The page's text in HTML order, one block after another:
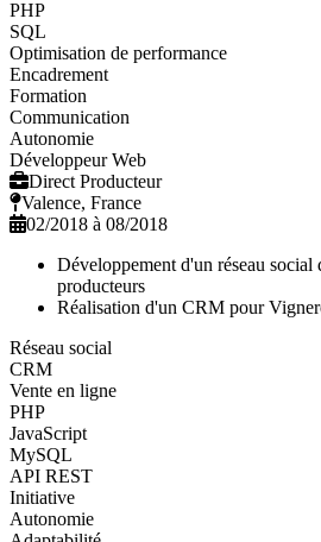
PHP
SQL
Optimisation de performance
Encadrement
Formation
Communication
Autonomie
Développeur Web
Direct Producteur
Valence, France
02/2018 à 08/2018
Développement d'un réseau social
producteurs
Réalisation d'un CRM pour
Réseau social
CRM
Vente en ligne
PHP
JavaScript
MySQL
API REST
Initiative
Autonomie